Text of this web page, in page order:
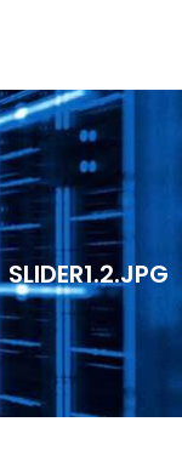
SLIDER1.2.JPG